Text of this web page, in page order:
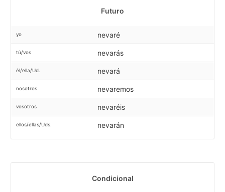
Futuro
yo nevaré
tú/vos nevarás
él/ella/Ud. nevará
nosotros nevaremos
vosotros nevaréis
ellos/ellas/Uds. nevarán
Condicional